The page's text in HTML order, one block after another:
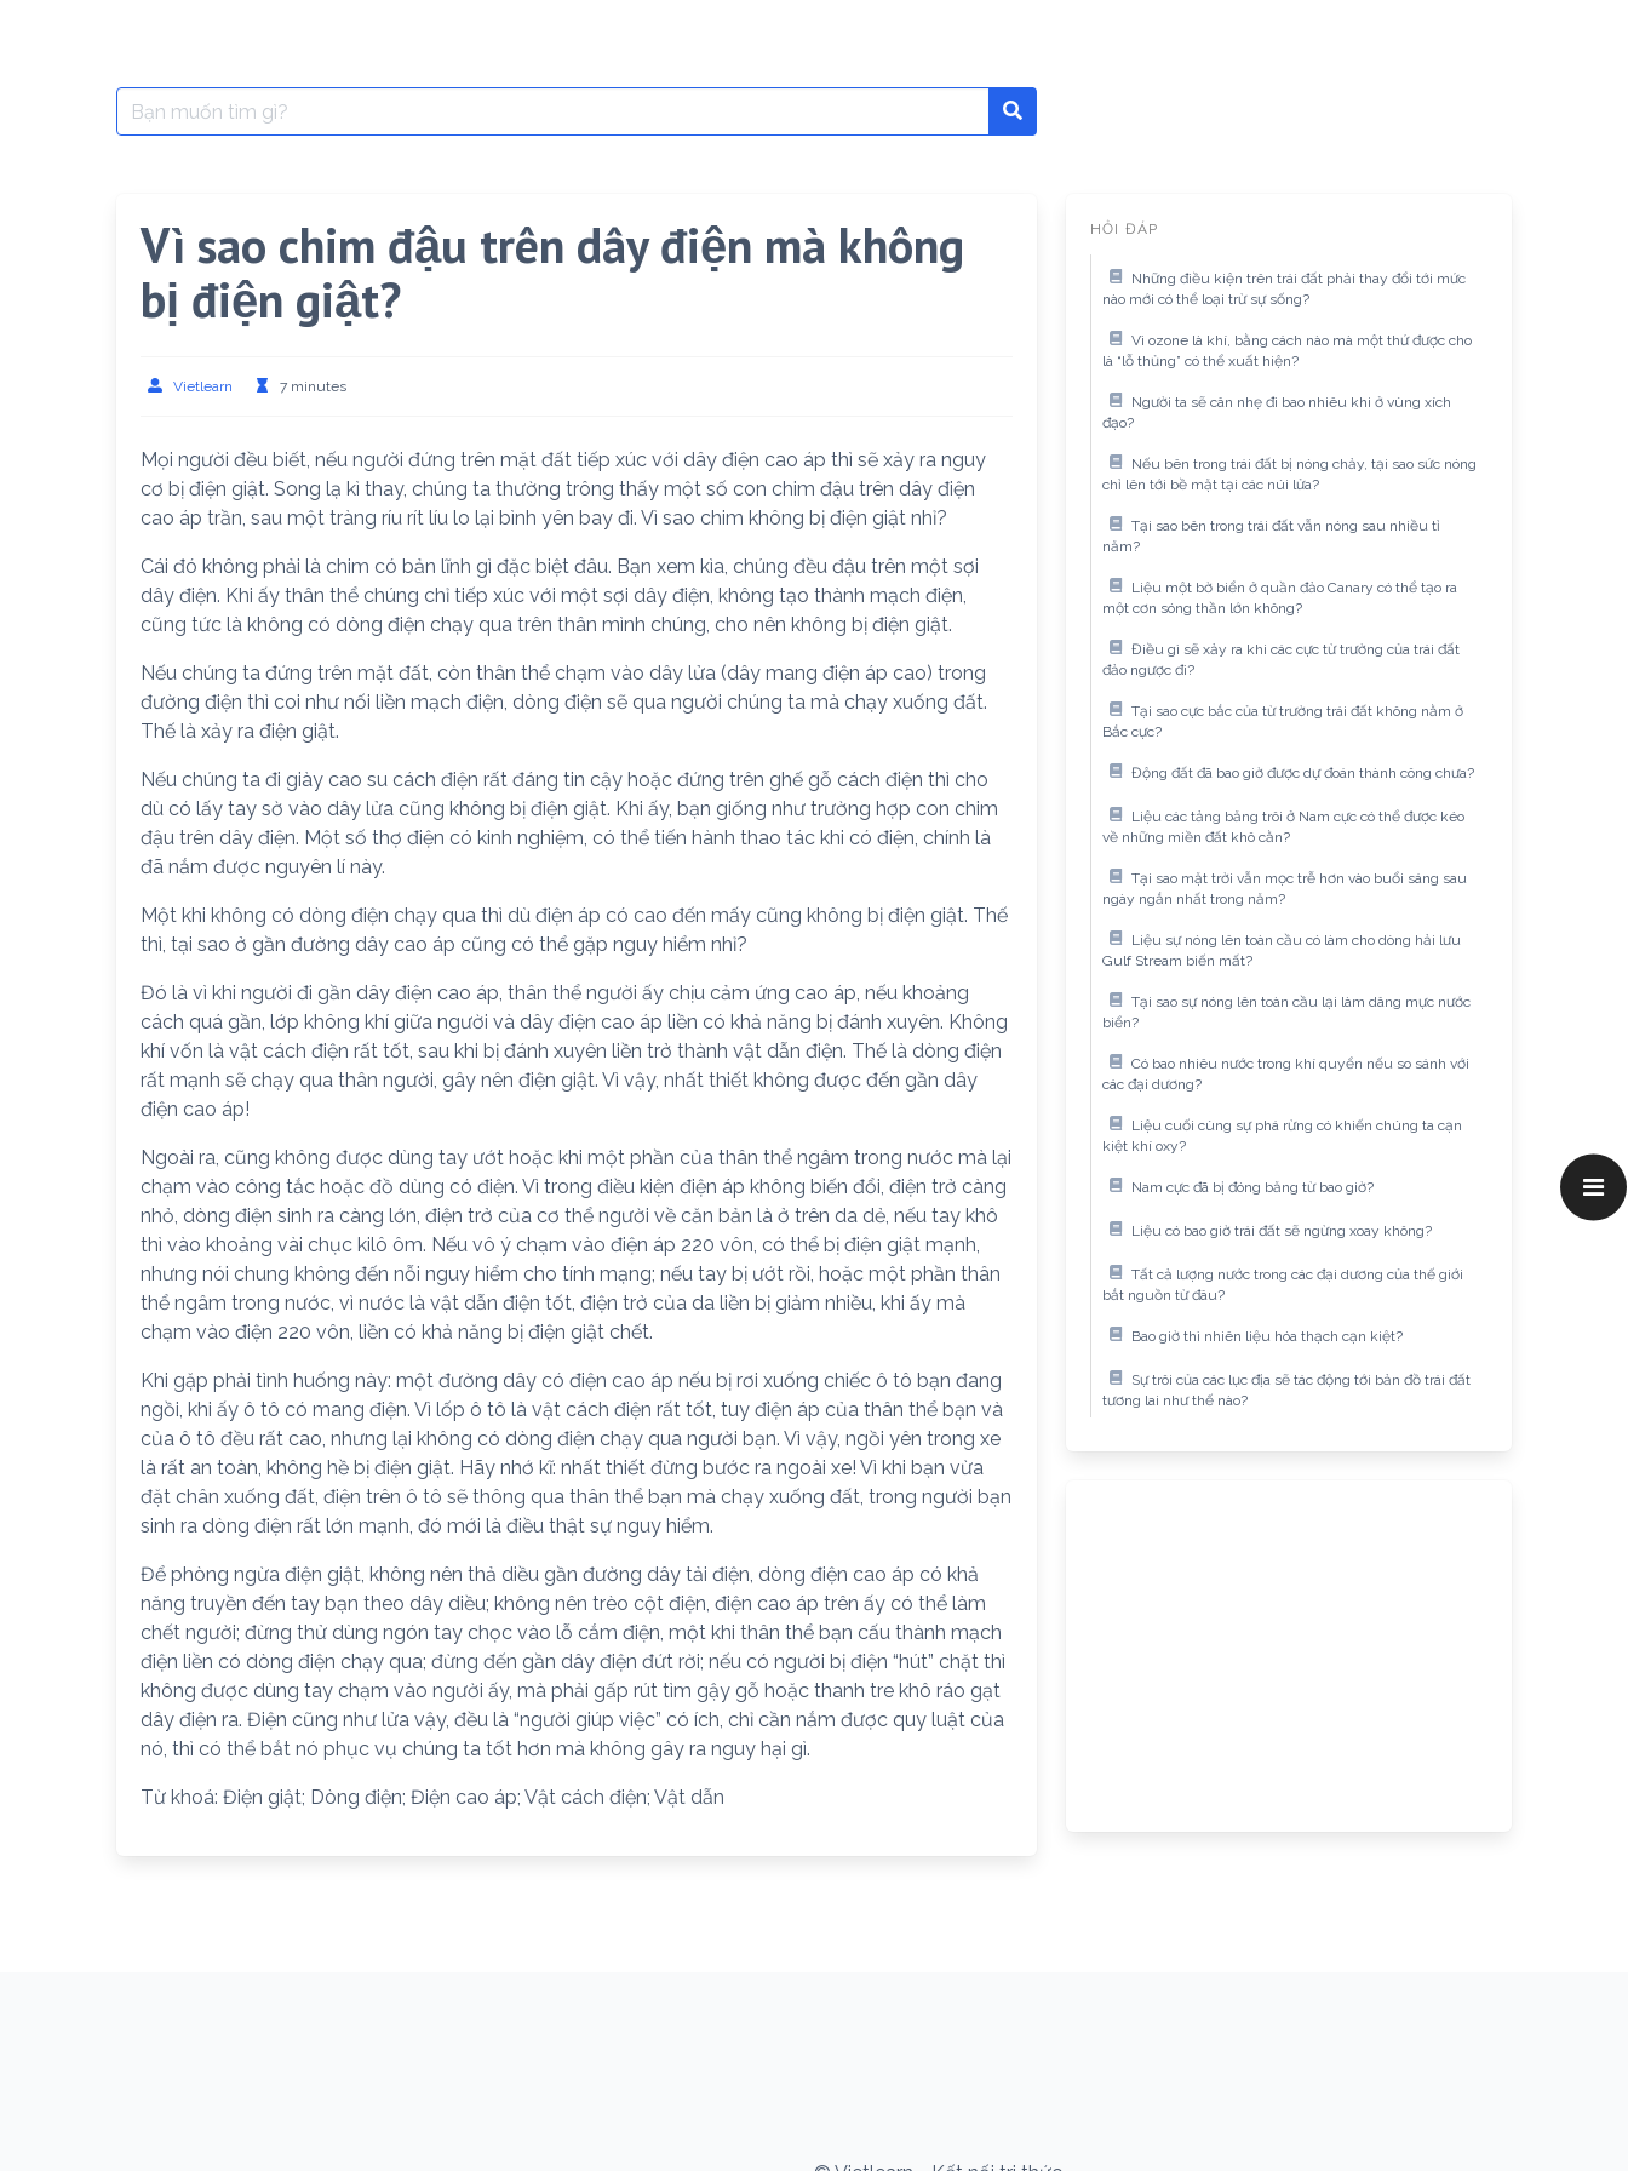
Search
for:
Vì sao chim đậu trên dây điện mà không
bị điện giật?
Vietlearn 7 minutes
Mọi người đều biết, nếu người đứng trên mặt đất tiếp xúc với dây điện cao áp thì sẽ xảy ra nguy
cơ bị điện giật. Song lạ kì thay, chúng ta thường trông thấy một số con chim đậu trên dây điện
cao áp trần, sau một tràng ríu rít líu lo lại bình yên bay đi. Vì sao chim không bị điện giật nhỉ?
Cái đó không phải là chim có bản lĩnh gì đặc biệt đâu. Bạn xem kìa, chúng đều đậu trên một sợi
dây điện. Khi ấy thân thể chúng chỉ tiếp xúc với một sợi dây điện, không tạo thành mạch điện,
cũng tức là không có dòng điện chạy qua trên thân mình chúng, cho nên không bị điện giật.
Nếu chúng ta đứng trên mặt đất, còn thân thể chạm vào dây lửa (dây mang điện áp cao) trong
đường điện thì coi như nối liền mạch điện, dòng điện sẽ qua người chúng ta mà chạy xuống đất.
Thế là xảy ra điện giật.
Nếu chúng ta đi giày cao su cách điện rất đáng tin cậy hoặc đứng trên ghế gỗ cách điện thì cho
dù có lấy tay sờ vào dây lửa cũng không bị điện giật. Khi ấy, bạn giống như trường hợp con chim
đậu trên dây điện. Một số thợ điện có kinh nghiệm, có thể tiến hành thao tác khi có điện, chính là
đã nắm được nguyên lí này.
Một khi không có dòng điện chạy qua thì dù điện áp có cao đến mấy cũng không bị điện giật. Thế
thì, tại sao ở gần đường dây cao áp cũng có thể gặp nguy hiểm nhỉ?
Đó là vì khi người đi gần dây điện cao áp, thân thể người ấy chịu cảm ứng cao áp, nếu khoảng
cách quá gần, lớp không khí giữa người và dây điện cao áp liền có khả năng bị đánh xuyên. Không
khí vốn là vật cách điện rất tốt, sau khi bị đánh xuyên liền trở thành vật dẫn điện. Thế là dòng điện
rất mạnh sẽ chạy qua thân người, gây nên điện giật. Vì vậy, nhất thiết không được đến gần dây
điện cao áp!
Ngoài ra, cũng không được dùng tay ướt hoặc khi một phần của thân thể ngâm trong nước mà lại
chạm vào công tắc hoặc đồ dùng có điện. Vì trong điều kiện điện áp không biến đổi, điện trở càng
nhỏ, dòng điện sinh ra càng lớn, điện trở của cơ thể người về căn bản là ở trên da dẻ, nếu tay khô
thì vào khoảng vài chục kilô ôm. Nếu vô ý chạm vào điện áp 220 vôn, có thể bị điện giật mạnh,
nhưng nói chung không đến nỗi nguy hiểm cho tính mạng; nếu tay bị ướt rồi, hoặc một phần thân
thể ngâm trong nước, vì nước là vật dẫn điện tốt, điện trở của da liền bị giảm nhiều, khi ấy mà
chạm vào điện 220 vôn, liền có khả năng bị điện giật chết.
Khi gặp phải tình huống này: một đường dây có điện cao áp nếu bị rơi xuống chiếc ô tô bạn đang
ngồi, khi ấy ô tô có mang điện. Vì lốp ô tô là vật cách điện rất tốt, tuy điện áp của thân thể bạn và
của ô tô đều rất cao, nhưng lại không có dòng điện chạy qua người bạn. Vì vậy, ngồi yên trong xe
là rất an toàn, không hề bị điện giật. Hãy nhớ kĩ: nhất thiết đừng bước ra ngoài xe! Vì khi bạn vừa
đặt chân xuống đất, điện trên ô tô sẽ thông qua thân thể bạn mà chạy xuống đất, trong người bạn
sinh ra dòng điện rất lớn mạnh, đó mới là điều thật sự nguy hiểm.
Để phòng ngừa điện giật, không nên thả diều gần đường dây tải điện, dòng điện cao áp có khả
năng truyền đến tay bạn theo dây diều; không nên trèo cột điện, điện cao áp trên ấy có thể làm
chết người; đừng thử dùng ngón tay chọc vào lỗ cắm điện, một khi thân thể bạn cấu thành mạch
điện liền có dòng điện chạy qua; đừng đến gần dây điện đứt rời; nếu có người bị điện “hút” chặt thì
không được dùng tay chạm vào người ấy, mà phải gấp rút tìm gậy gỗ hoặc thanh tre khô ráo gạt
dây điện ra. Điện cũng như lửa vậy, đều là “người giúp việc” có ích, chỉ cần nắm được quy luật của
nó, thì có thể bắt nó phục vụ chúng ta tốt hơn mà không gây ra nguy hại gì.
Từ khoá: Điện giật; Dòng điện; Điện cao áp; Vật cách điện; Vật dẫn
HỎI ĐÁP
Những điều kiện trên trái đất phải thay đổi tới mức
nào mới có thể loại trừ sự sống?
Vì ozone là khí, bằng cách nào mà một thứ được cho
là “lỗ thủng” có thể xuất hiện?
Người ta sẽ cân nhẹ đi bao nhiêu khi ở vùng xích
đạo?
Nếu bên trong trái đất bị nóng chảy, tại sao sức nóng
chỉ lên tới bề mặt tại các núi lửa?
Tại sao bên trong trái đất vẫn nóng sau nhiều tỉ
năm?
Liệu một bờ biển ở quần đảo Canary có thể tạo ra
một cơn sóng thần lớn không?
Điều gì sẽ xảy ra khi các cực từ trường của trái đất
đảo ngược đi?
Tại sao cực bắc của từ trường trái đất không nằm ở
Bắc cực?
Động đất đã bao giờ được dự đoán thành công chưa?
Liệu các tảng băng trôi ở Nam cực có thể được kéo
về những miền đất khô cằn?
Tại sao mặt trời vẫn mọc trễ hơn vào buổi sáng sau
ngày ngắn nhất trong năm?
Liệu sự nóng lên toàn cầu có làm cho dòng hải lưu
Gulf Stream biến mất?
Tại sao sự nóng lên toàn cầu lại làm dâng mực nước
biển?
Có bao nhiêu nước trong khí quyển nếu so sánh với
các đại dương?
Liệu cuối cùng sự phá rừng có khiến chúng ta cạn
kiệt khí oxy?
Nam cực đã bị đóng băng từ bao giờ?
Liệu có bao giờ trái đất sẽ ngừng xoay không?
Tất cả lượng nước trong các đại dương của thế giới
bắt nguồn từ đâu?
Bao giờ thì nhiên liệu hóa thạch cạn kiệt?
Sự trôi của các lục địa sẽ tác động tới bản đồ trái đất
tương lai như thế nào?